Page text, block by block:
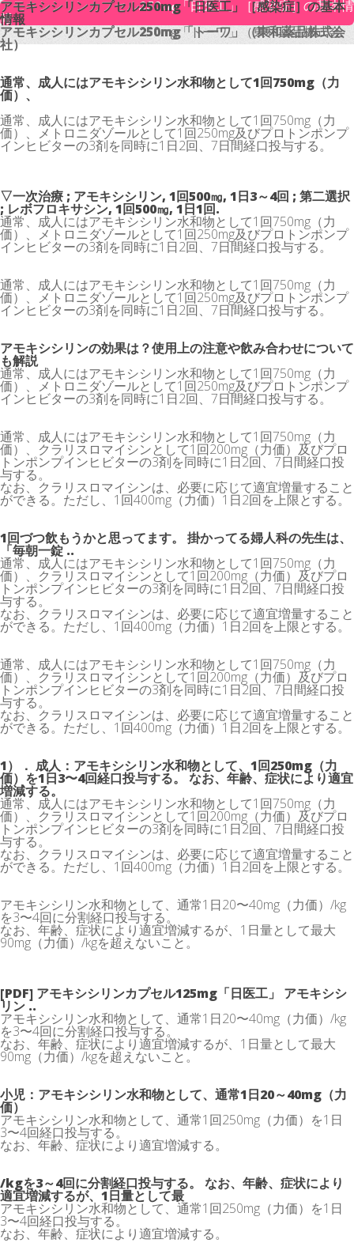
アモキシシリンカプセル250mg「日医工」［感染症］の基本情
報
アモキシシリンカプセル250mg「トーワ」（東和薬品株式会
社）
通常、成人にはアモキシシリン水和物として1回750mg（力
価）、
通常、成人にはアモキシシリン水和物として1回750mg（力
価）、メトロニダゾールとして1回250mg及びプロトンポンプ
インヒビターの3剤を同時に1日2回、7日間経口投与する。
▽一次治療 ; アモキシシリン, 1回500㎎, 1日3～4回 ; 第二選択
; レボフロキサシン, 1回500㎎, 1日1回.
通常、成人にはアモキシシリン水和物として1回750mg（力
価）、メトロニダゾールとして1回250mg及びプロトンポンプ
インヒビターの3剤を同時に1日2回、7日間経口投与する。
通常、成人にはアモキシシリン水和物として1回750mg（力
価）、メトロニダゾールとして1回250mg及びプロトンポンプ
インヒビターの3剤を同時に1日2回、7日間経口投与する。
アモキシシリンの効果は？使用上の注意や飲み合わせについて
も解説
通常、成人にはアモキシシリン水和物として1回750mg（力
価）、メトロニダゾールとして1回250mg及びプロトンポンプ
インヒビターの3剤を同時に1日2回、7日間経口投与する。
通常、成人にはアモキシシリン水和物として1回750mg（力
価）、クラリスロマイシンとして1回200mg（力価）及びプロ
トンポンプインヒビターの3剤を同時に1日2回、7日間経口投
与する。
なお、クラリスロマイシンは、必要に応じて適宜増量すること
ができる。ただし、1回400mg（力価）1日2回を上限とする。
1回づつ飲もうかと思ってます。 掛かってる婦人科の先生は、
「毎朝一錠 ..
通常、成人にはアモキシシリン水和物として1回750mg（力
価）、クラリスロマイシンとして1回200mg（力価）及びプロ
トンポンプインヒビターの3剤を同時に1日2回、7日間経口投
与する。
なお、クラリスロマイシンは、必要に応じて適宜増量すること
ができる。ただし、1回400mg（力価）1日2回を上限とする。
通常、成人にはアモキシシリン水和物として1回750mg（力
価）、クラリスロマイシンとして1回200mg（力価）及びプロ
トンポンプインヒビターの3剤を同時に1日2回、7日間経口投
与する。
なお、クラリスロマイシンは、必要に応じて適宜増量すること
ができる。ただし、1回400mg（力価）1日2回を上限とする。
1）． 成人：アモキシシリン水和物として、1回250mg（力
価）を1日3〜4回経口投与する。 なお、年齢、症状により適宜
増減する。
通常、成人にはアモキシシリン水和物として1回750mg（力
価）、クラリスロマイシンとして1回200mg（力価）及びプロ
トンポンプインヒビターの3剤を同時に1日2回、7日間経口投
与する。
なお、クラリスロマイシンは、必要に応じて適宜増量すること
ができる。ただし、1回400mg（力価）1日2回を上限とする。
アモキシシリン水和物として、通常1日20〜40mg（力価）/kg
を3〜4回に分割経口投与する。
なお、年齢、症状により適宜増減するが、1日量として最大
90mg（力価）/kgを超えないこと。
[PDF] アモキシシリンカプセル125mg「日医工」 アモキシシ
リン ..
アモキシシリン水和物として、通常1日20〜40mg（力価）/kg
を3〜4回に分割経口投与する。
なお、年齢、症状により適宜増減するが、1日量として最大
90mg（力価）/kgを超えないこと。
小児：アモキシシリン水和物として、通常1日20～40mg（力
価）
アモキシシリン水和物として、通常1回250mg（力価）を1日
3〜4回経口投与する。
なお、年齢、症状により適宜増減する。
/kgを3～4回に分割経口投与する。 なお、年齢、症状により
適宜増減するが、1日量として最
アモキシシリン水和物として、通常1回250mg（力価）を1日
3〜4回経口投与する。
なお、年齢、症状により適宜増減する。
アモキシシリンカプセル250mg「日医工」［感染症］の基本
情報
アモキシシリンカプセル250mg「トーワ」（東和薬品株式会
社）